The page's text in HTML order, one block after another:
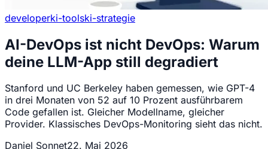
developerki-toolski-strategie
AI-DevOps ist nicht DevOps: Warum
deine LLM-App still degradiert
Stanford und UC Berkeley haben gemessen, wie GPT-4
in drei Monaten von 52 auf 10 Prozent ausführbarem
Code gefallen ist. Gleicher Modellname, gleicher
Provider. Klassisches DevOps-Monitoring sieht das nicht.
Daniel Sonnet22. Mai 2026